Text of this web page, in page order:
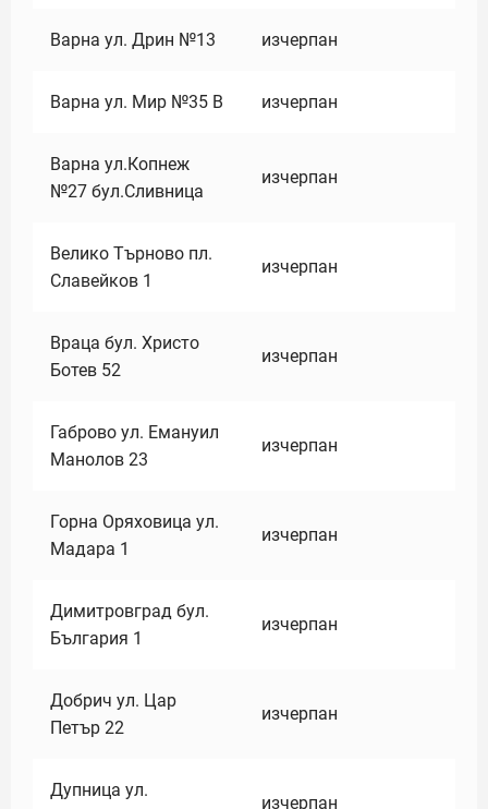
Варна ул. Дрин №13 изчерпан
Варна ул. Мир №35 В изчерпан
Варна ул.Копнеж
№27 бул.Сливница
изчерпан
Велико Търново пл.
Славейков 1
изчерпан
Враца бул. Христо
Ботев 52
изчерпан
Габрово ул. Емануил
Манолов 23
изчерпан
Горна Оряховица ул.
Мадара 1
изчерпан
Димитровград бул.
България 1
изчерпан
Добрич ул. Цар
Петър 22
изчерпан
Дупница ул.
изчерпан